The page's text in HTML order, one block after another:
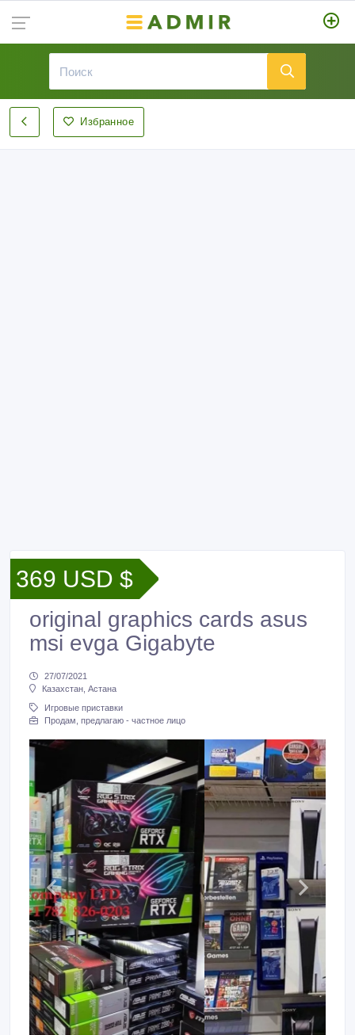
Избранное
369 USD $
original graphics cards asus
msi evga Gigabyte
27/07/2021
Казахстан, Астана
Игровые приставки
Продам, предлагаю - частное лицо